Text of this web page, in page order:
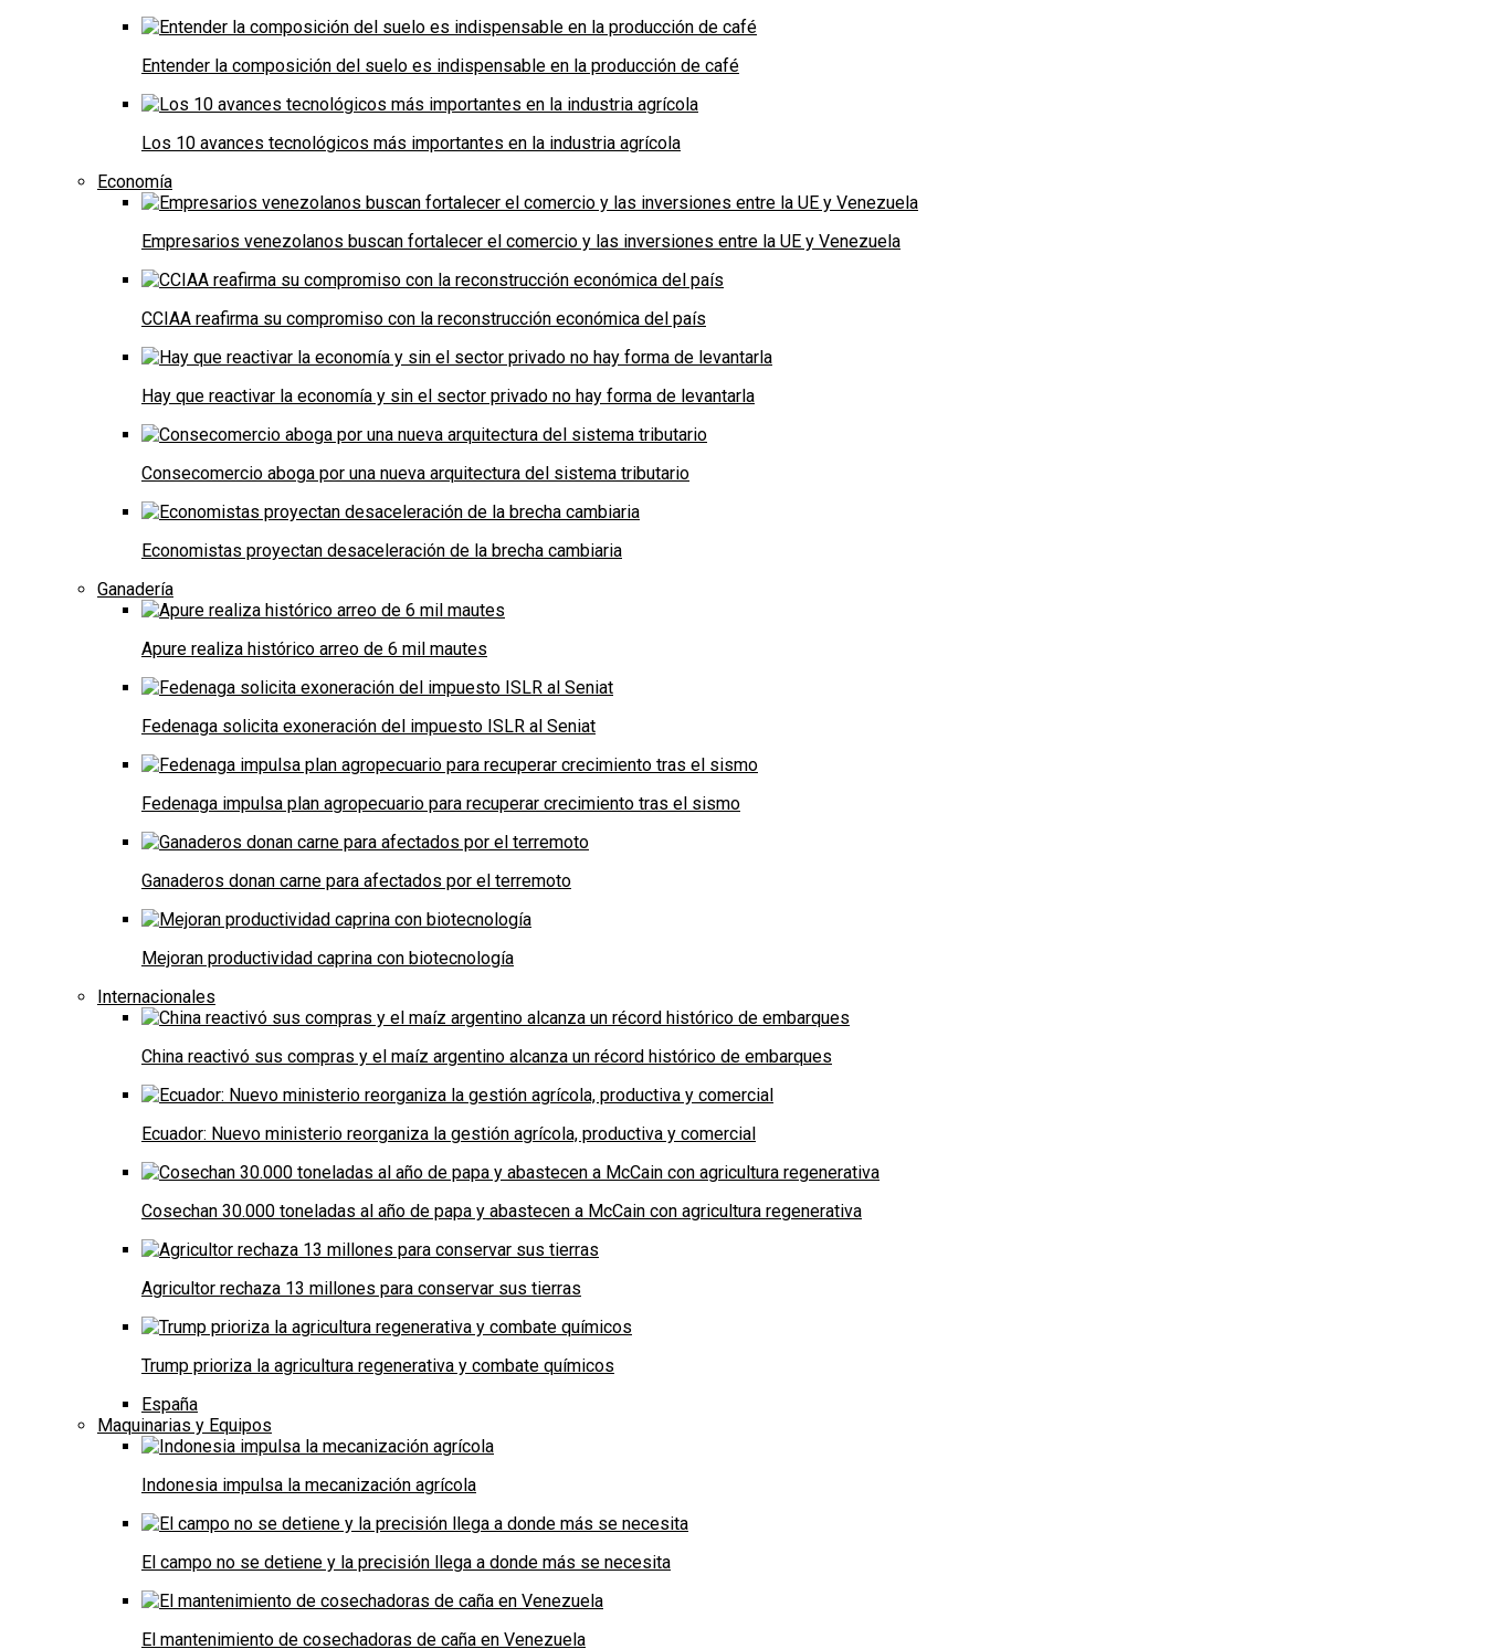
Entender la composición del suelo es indispensable en la producción de café
Los 10 avances tecnológicos más importantes en la industria agrícola
Economía
Empresarios venezolanos buscan fortalecer el comercio y las inversiones entre la UE y Venezuela
CCIAA reafirma su compromiso con la reconstrucción económica del país
Hay que reactivar la economía y sin el sector privado no hay forma de levantarla
Consecomercio aboga por una nueva arquitectura del sistema tributario
Economistas proyectan desaceleración de la brecha cambiaria
Ganadería
Apure realiza histórico arreo de 6 mil mautes
Fedenaga solicita exoneración del impuesto ISLR al Seniat
Fedenaga impulsa plan agropecuario para recuperar crecimiento tras el sismo
Ganaderos donan carne para afectados por el terremoto
Mejoran productividad caprina con biotecnología
Internacionales
China reactivó sus compras y el maíz argentino alcanza un récord histórico de embarques
Ecuador: Nuevo ministerio reorganiza la gestión agrícola, productiva y comercial
Cosechan 30.000 toneladas al año de papa y abastecen a McCain con agricultura regenerativa
Agricultor rechaza 13 millones para conservar sus tierras
Trump prioriza la agricultura regenerativa y combate químicos
España
Maquinarias y Equipos
Indonesia impulsa la mecanización agrícola
El campo no se detiene y la precisión llega a donde más se necesita
El mantenimiento de cosechadoras de caña en Venezuela